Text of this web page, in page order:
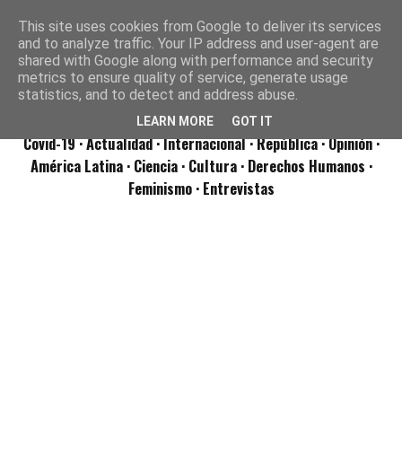
Covid-19· Actualidad· Internacional· República· Opinión·
América Latina · Ciencia · Cultura · Derechos Humanos ·
Feminismo · Entrevistas
This site uses cookies from Google to deliver its services
and to analyze traffic. Your IP address and user-agent are
shared with Google along with performance and security
metrics to ensure quality of service, generate usage
statistics, and to detect and address abuse.
LEARN MORE GOT IT